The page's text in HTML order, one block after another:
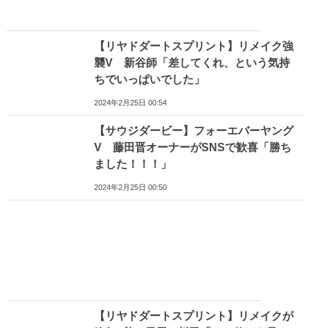
【リヤドダートスプリント】リメイク強
襲V 新谷師「差してくれ、という気持
ちでいっぱいでした」
2024年2月25日 00:54
【サウジダービー】フォーエバーヤング
V 藤田晋オーナーがSNSで歓喜「勝ち
ました！！！」
2024年2月25日 00:50
【リヤドダートスプリント】リメイクが